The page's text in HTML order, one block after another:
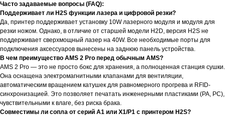
Часто задаваемые вопросы (FAQ):
Поддерживает ли H2S функции лазера и цифровой резки?
Да, принтер поддерживает установку 10W лазерного модуля и модуля для
резки ножом. Однако, в отличие от старшей модели H2D, версия H2S не
поддерживает сверхмощный лазер на 40W. Все необходимые порты для
подключения аксессуаров вынесены на заднюю панель устройства.
В чем преимущество AMS 2 Pro перед обычным AMS?
AMS 2 Pro — это не просто бокс для хранения, а полноценная станция сушки.
Она оснащена электромагнитными клапанами для вентиляции,
автоматическим вращением катушек для равномерного прогрева и RFID-
синхронизацией. Это позволяет печатать инженерными пластиками (PA, PC),
чувствительными к влаге, без риска брака.
Совместимы ли сопла от серий A1 или X1/P1 с принтером H2S?